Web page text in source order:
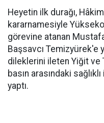
Heyetin ilk durağı,
kararnamesiyle
görevine atanan
Başsavcı Temizyürek'e
dileklerini ileten Yiğit ve
basın arasındaki
yaptı.